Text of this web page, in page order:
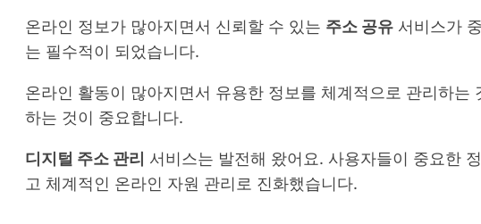
온라인 정보가 많아지면서 신뢰할 수 있는 주소 공유 서비스가
는 필수적이 되었습니다.
온라인 활동이 많아지면서 유용한 정보를 체계적으로 관리하
하는 것이 중요합니다.
디지털 주소 관리 서비스는 발전해 왔어요. 사용자들이 중요한
고 체계적인 온라인 자원 관리로 진화했습니다.